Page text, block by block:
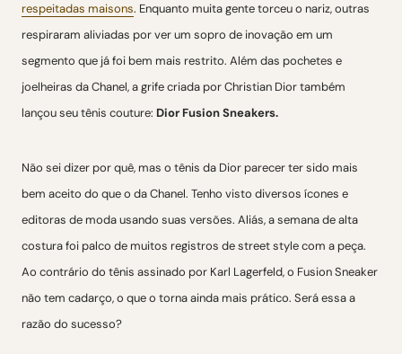
respeitadas maisons. Enquanto muita gente torceu o nariz, outras
respiraram aliviadas por ver um sopro de inovação em um
segmento que já foi bem mais restrito. Além das pochetes e
joelheiras da Chanel, a grife criada por Christian Dior também
lançou seu tênis couture: Dior Fusion Sneakers.
Não sei dizer por quê, mas o tênis da Dior parecer ter sido mais
bem aceito do que o da Chanel. Tenho visto diversos ícones e
editoras de moda usando suas versões. Aliás, a semana de alta
costura foi palco de muitos registros de street style com a peça.
Ao contrário do tênis assinado por Karl Lagerfeld, o Fusion Sneaker
não tem cadarço, o que o torna ainda mais prático. Será essa a
razão do sucesso?